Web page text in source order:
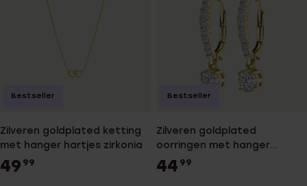
Zilveren goldplated ketting
met hanger hartjes zirkonia
49 99
Bestseller
Zilveren goldplated
oorringen met hanger
zirkonia voor dames
44 99
Bestseller